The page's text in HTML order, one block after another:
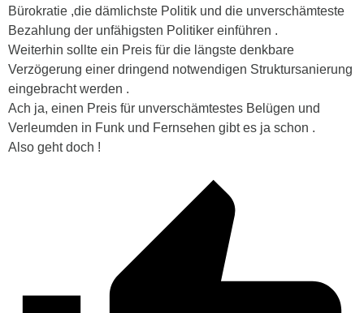
Bürokratie ,die dämlichste Politik und die unverschämteste
Bezahlung der unfähigsten Politiker einführen .
Weiterhin sollte ein Preis für die längste denkbare
Verzögerung einer dringend notwendigen Struktursanierung
eingebracht werden .
Ach ja, einen Preis für unverschämtestes Belügen und
Verleumden in Funk und Fernsehen gibt es ja schon .
Also geht doch !